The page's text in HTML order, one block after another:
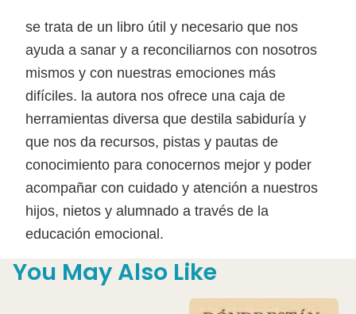
se trata de un libro útil y necesario que nos
ayuda a sanar y a reconciliarnos con nosotros
mismos y con nuestras emociones más
difíciles. la autora nos ofrece una caja de
herramientas diversa que destila sabiduría y
que nos da recursos, pistas y pautas de
conocimiento para conocernos mejor y poder
acompañar con cuidado y atención a nuestros
hijos, nietos y alumnado a través de la
educación emocional.
You May Also Like